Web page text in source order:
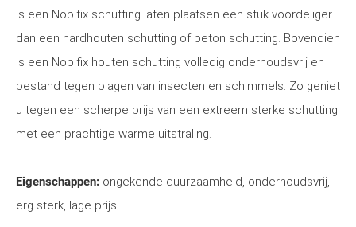
is een Nobifix schutting laten plaatsen een stuk voordeliger
dan een hardhouten schutting of beton schutting. Bovendien
is een Nobifix houten schutting volledig onderhoudsvrij en
bestand tegen plagen van insecten en schimmels. Zo geniet
u tegen een scherpe prijs van een extreem sterke schutting
met een prachtige warme uitstraling.
Eigenschappen: ongekende duurzaamheid, onderhoudsvrij,
erg sterk, lage prijs.